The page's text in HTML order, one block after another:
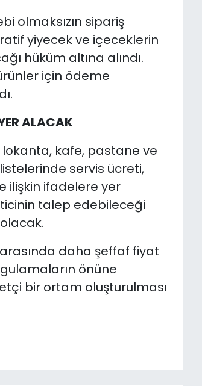
olmaksızın sipariş
yiyecek ve içeceklerin
hüküm altına alındı.
için ödeme
ALACAK
kafe, pastane ve
servis ücreti,
ilişkin ifadelere yer
talep edebileceği
daha şeffaf fiyat
önüne
bir ortam oluşturulması